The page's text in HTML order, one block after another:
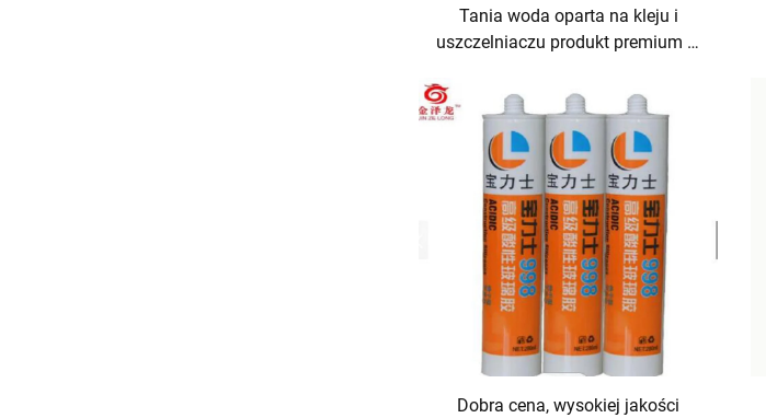
Tania woda oparta na kleju i
uszczelniaczu produkt premium w
Dobra cena, wysokiej jakości